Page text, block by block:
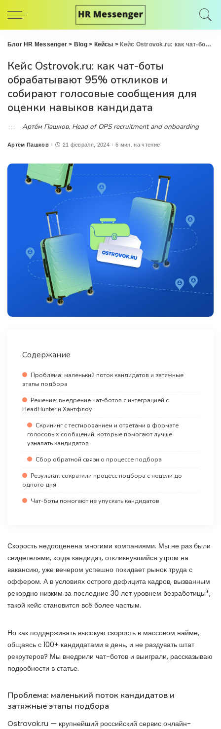
Блог HR Messenger > Blog> Кейсы > Кейс Ostrovok.ru: как чат-боты обрабатывают 95% откликов и собирают голосовые сообщения для оценки навыков кандидата
Кейс Ostrovok.ru: как чат-боты
обрабатывают 95% откликов и
собирают голосовые сообщения для
оценки навыков кандидата
Артём Пашков, Head of OPS recruitment and onboarding
Posted
Артём Пашков 21 февраля, 2024 6 мин. на чтение
Содержание
Проблема: маленький поток кандидатов и затяжные
этапы подбора
Решение: внедрение чат-ботов с интеграцией с
HeadHunter и Хантфлоу
Скрининг с тестированием и ответами в формате
голосовых сообщений, которые помогают лучше
узнавать кандидатов
Сбор обратной связи о процессе подбора
Результат: сократили процесс подбора с недели до
одного дня
Чат-боты помогают не упускать кандидатов
Скорость недооценена многими компаниями. Мы не раз были
свидетелями, когда кандидат, откликнувшийся утром на
вакансию, уже вечером успешно покидает рынок труда с
оффером. А в условиях острого дефицита кадров, вызванным
рекордно низким за последние 30 лет уровнем безработицы*,
такой кейс становится всё более частым.
Но как поддерживать высокую скорость в массовом найме,
общаясь с 100+ кандидатами в день, и не раздувать штат
рекрутеров? Мы внедрили чат-ботов и выиграли, рассказываю
подробности в статье.
Проблема: маленький поток кандидатов и
затяжные этапы подбора
Ostrovok.ru — крупнейший российский сервис онлайн-